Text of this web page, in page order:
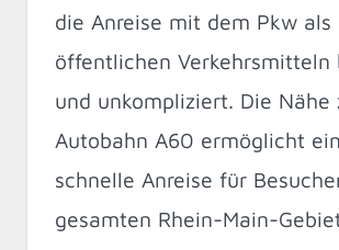
die Anreise mit dem Pkw
öffentlichen Verkehrsmitteln
und unkompliziert. Die Nähe
Autobahn A60 ermöglicht
schnelle Anreise für
gesamten Rhein-Main-